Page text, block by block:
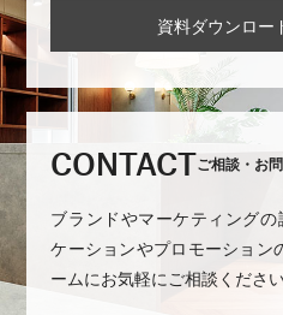
資料ダウンロー
CONTACTご相談・お
ブランドやマーケティング
ケーションやプロモーション
ームにお気軽にご相談ください